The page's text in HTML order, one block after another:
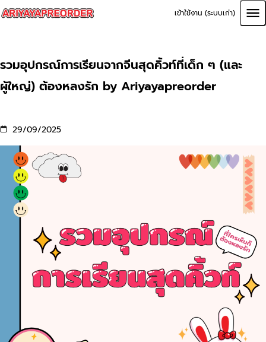
เข้าใช้งาน (ระบบเก่า)
รวมอุปกรณ์การเรียนจากจีนสุดคิ้วท์ที่เด็ก ๆ (และ
ผู้ใหญ่) ต้องหลงรัก by Ariyayapreorder
29/09/2025